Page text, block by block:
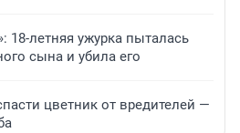
18-летняя ужурка пыталась
сына и убила его
цветник от вредителей —